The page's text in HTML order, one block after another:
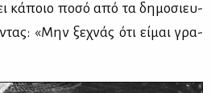
κά­ποιο πο­σό από τα δη­μο­σιευ­
«Μην ξε­χνάς ότι εί­μαι γρα­